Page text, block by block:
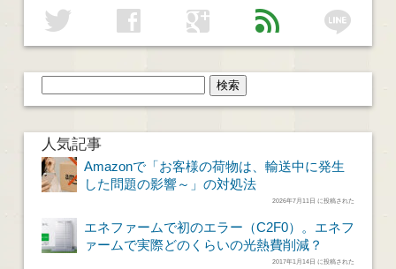
twitter facebook google feed line
人気記事
Amazonで「お客様の荷物は、輸送中に発生
した問題の影響～」の対処法
2026年7月11日 に投稿された
エネファームで初のエラー（C2F0）。エネフ
ァームで実際どのくらいの光熱費削減？
2017年1月14日 に投稿された